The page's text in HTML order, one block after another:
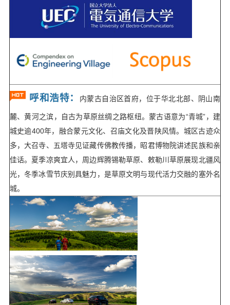
呼和浩特： 内蒙古自治区首府，位于华北北部、阴山南
麓、黄河之滨，自古为草原丝绸之路枢纽。蒙古语意为“青城”，建
城史逾400年，融合蒙元文化、召庙文化及晋陕风情。城区古迹众
多，大召寺、五塔寺见证藏传佛教传播，昭君博物院讲述民族和亲
佳话。夏季凉爽宜人，周边辉腾锡勒草原、敕勒川草原展现北疆风
光，冬季冰雪节庆别具魅力，是草原文明与现代活力交融的塞外名
城。